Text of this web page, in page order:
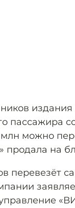
пассажира
можно
продала на
перевезёт